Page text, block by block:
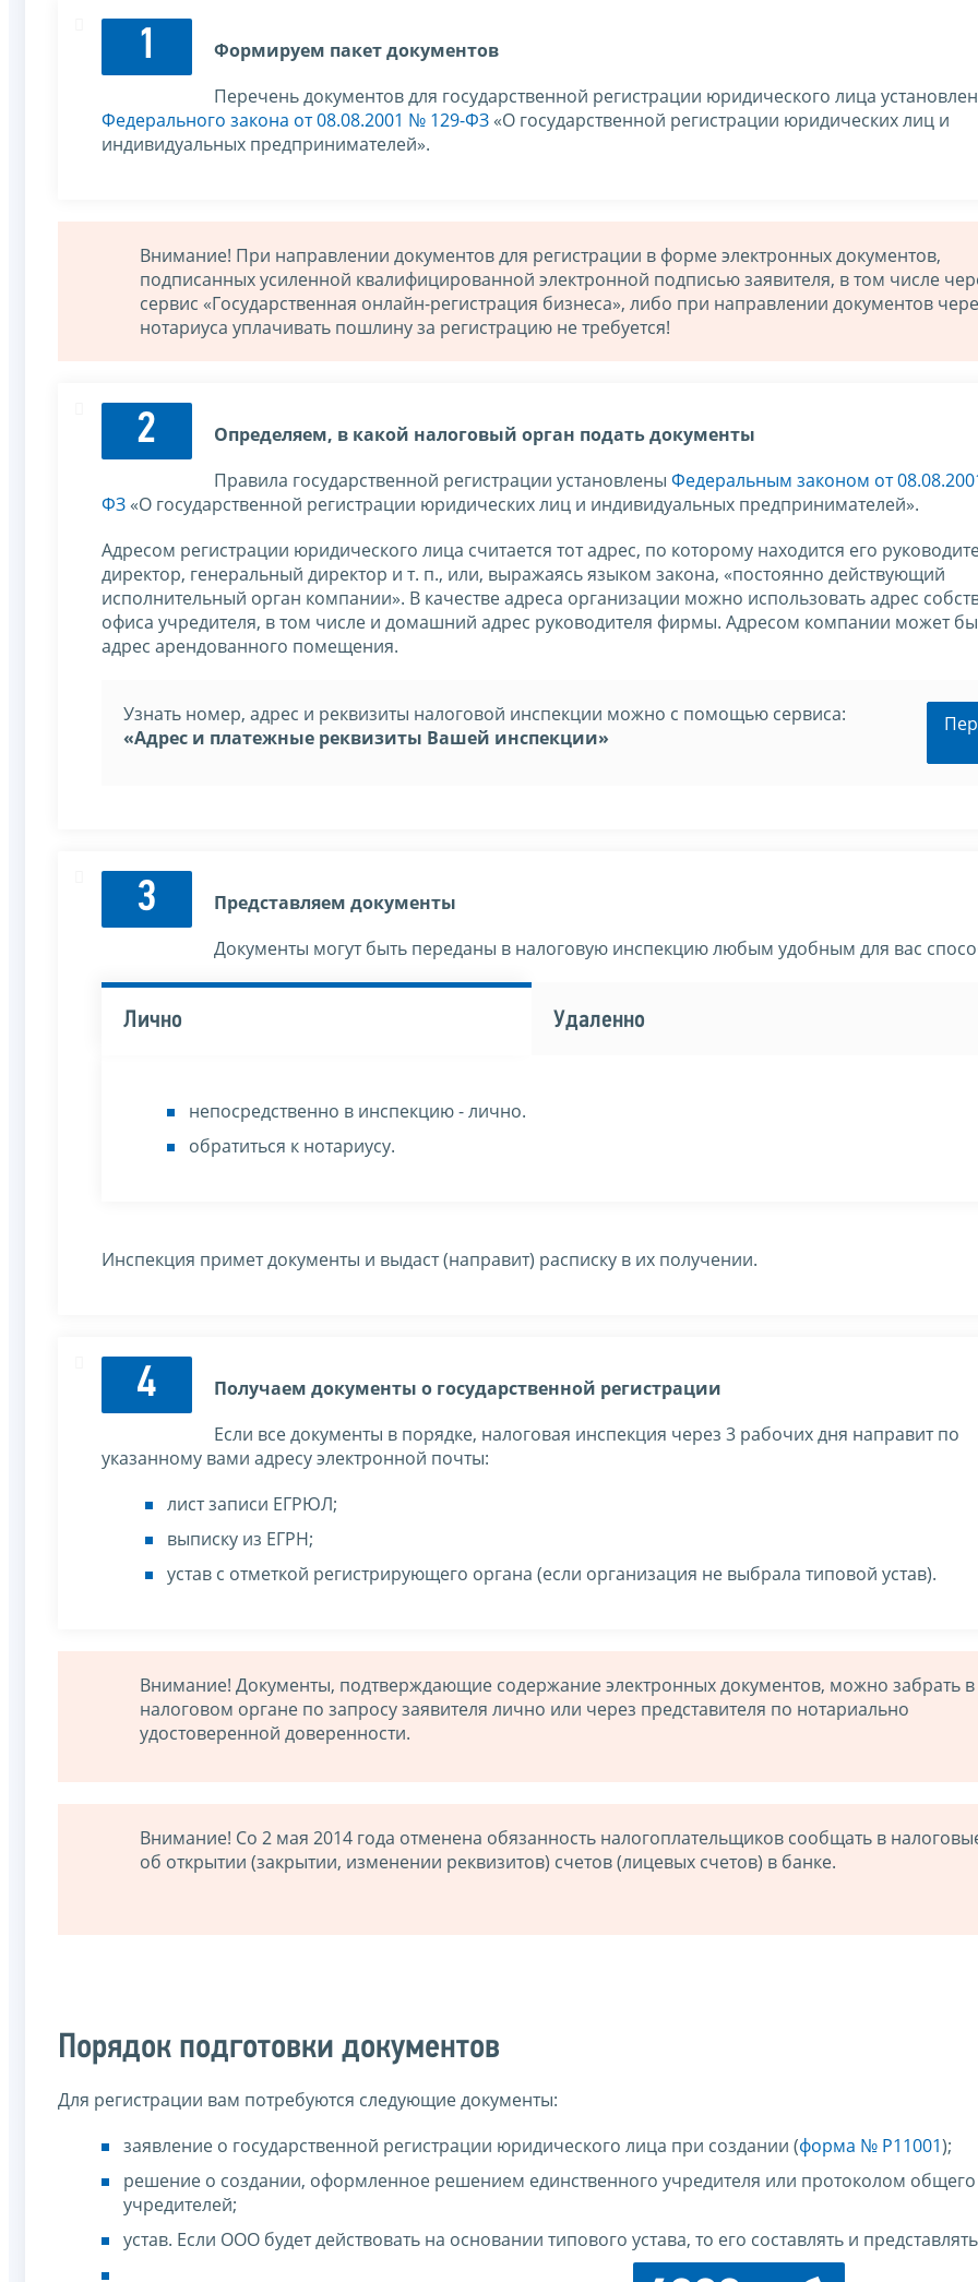
1
Формируем пакет документов
Перечень документов для государственной регистрации юридического лица
Федерального закона от 08.08.2001 № 129-ФЗ «О государственной регистрации юридических лиц и
индивидуальных предпринимателей».
Внимание! При направлении документов для регистрации в форме электронных документов,
подписанных усиленной квалифицированной электронной подписью заявителя, в том числе
сервис «Государственная онлайн-регистрация бизнеса», либо при направлении документов
нотариуса уплачивать пошлину за регистрацию не требуется!
2
Определяем, в какой налоговый орган подать документы
Правила государственной регистрации установлены Федеральным законом от
ФЗ «О государственной регистрации юридических лиц и индивидуальных предпринимателей».
Адресом регистрации юридического лица считается тот адрес, по которому находится его
директор, генеральный директор и т. п., или, выражаясь языком закона, «постоянно действующий
исполнительный орган компании». В качестве адреса организации можно использовать адрес
офиса учредителя, в том числе и домашний адрес руководителя фирмы. Адресом компании может
адрес арендованного помещения.
Узнать номер, адрес и реквизиты налоговой инспекции можно с помощью сервиса:
«Адрес и платежные реквизиты Вашей инспекции»
3
Представляем документы
Документы могут быть переданы в налоговую инспекцию любым удобным для вас
Лично Удаленно
непосредственно в инспекцию - лично.
обратиться к нотариусу.
Инспекция примет документы и выдаст (направит) расписку в их получении.
4
Получаем документы о государственной регистрации
Если все документы в порядке, налоговая инспекция через 3 рабочих дня направит по
указанному вами адресу электронной почты:
лист записи ЕГРЮЛ;
выписку из ЕГРН;
устав с отметкой регистрирующего органа (если организация не выбрала типовой устав).
Внимание! Документы, подтверждающие содержание электронных документов, можно забрать в
налоговом органе по запросу заявителя лично или через представителя по нотариально
удостоверенной доверенности.
Внимание! Со 2 мая 2014 года отменена обязанность налогоплательщиков сообщать в
об открытии (закрытии, изменении реквизитов) счетов (лицевых счетов) в банке.
Порядок подготовки документов
Для регистрации вам потребуются следующие документы:
заявление о государственной регистрации юридического лица при создании (форма № Р11001);
решение о создании, оформленное решением единственного учредителя или протоколом
учредителей;
устав. Если ООО будет действовать на основании типового устава, то его составлять и